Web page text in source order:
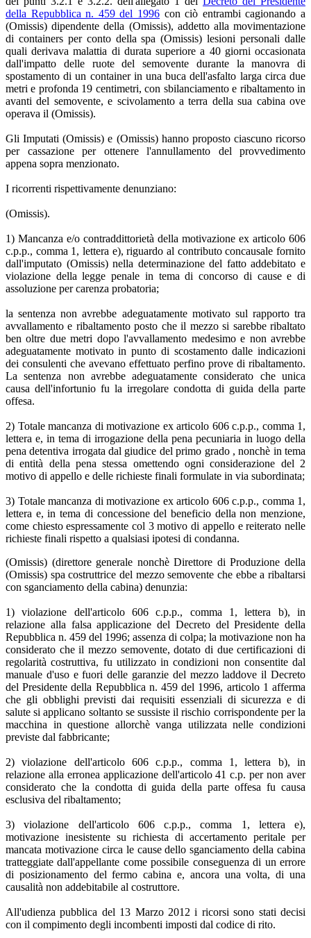
della Repubblica n. 459 del 1996 con ciò entrambi cagionando a
(Omissis) dipendente della (Omissis), addetto alla movimentazione
di containers per conto della spa (Omissis) lesioni personali dalle
quali derivava malattia di durata superiore a 40 giorni occasionata
dall'impatto delle ruote del semovente durante la manovra di
spostamento di un container in una buca dell'asfalto larga circa due
metri e profonda 19 centimetri, con sbilanciamento e ribaltamento in
avanti del semovente, e scivolamento a terra della sua cabina ove
operava il (Omissis).
Gli Imputati (Omissis) e (Omissis) hanno proposto ciascuno ricorso
per cassazione per ottenere l'annullamento del provvedimento
appena sopra menzionato.
I ricorrenti rispettivamente denunziano:
(Omissis).
1) Mancanza e/o contraddittorietà della motivazione ex articolo 606
c.p.p., comma 1, lettera e), riguardo al contributo concausale fornito
dall'imputato (Omissis) nella determinazione del fatto addebitato e
violazione della legge penale in tema di concorso di cause e di
assoluzione per carenza probatoria;
la sentenza non avrebbe adeguatamente motivato sul rapporto tra
avvallamento e ribaltamento posto che il mezzo si sarebbe ribaltato
ben oltre due metri dopo l'avvallamento medesimo e non avrebbe
adeguatamente motivato in punto di scostamento dalle indicazioni
dei consulenti che avevano effettuato perfino prove di ribaltamento.
La sentenza non avrebbe adeguatamente considerato che unica
causa dell'infortunio fu la irregolare condotta di guida della parte
offesa.
2) Totale mancanza di motivazione ex articolo 606 c.p.p., comma 1,
lettera e, in tema di irrogazione della pena pecuniaria in luogo della
pena detentiva irrogata dal giudice del primo grado , nonchè in tema
di entità della pena stessa omettendo ogni considerazione del 2
motivo di appello e delle richieste finali formulate in via subordinata;
3) Totale mancanza di motivazione ex articolo 606 c.p.p., comma 1,
lettera e, in tema di concessione del beneficio della non menzione,
come chiesto espressamente col 3 motivo di appello e reiterato nelle
richieste finali rispetto a qualsiasi ipotesi di condanna.
(Omissis) (direttore generale nonchè Direttore di Produzione della
(Omissis) spa costruttrice del mezzo semovente che ebbe a ribaltarsi
con sganciamento della cabina) denunzia:
1) violazione dell'articolo 606 c.p.p., comma 1, lettera b), in
relazione alla falsa applicazione del Decreto del Presidente della
Repubblica n. 459 del 1996; assenza di colpa; la motivazione non ha
considerato che il mezzo semovente, dotato di due certificazioni di
regolarità costruttiva, fu utilizzato in condizioni non consentite dal
manuale d'uso e fuori delle garanzie del mezzo laddove il Decreto
del Presidente della Repubblica n. 459 del 1996, articolo 1 afferma
che gli obblighi previsti dai requisiti essenziali di sicurezza e di
salute si applicano soltanto se sussiste il rischio corrispondente per la
macchina in questione allorchè vanga utilizzata nelle condizioni
previste dal fabbricante;
2) violazione dell'articolo 606 c.p.p., comma 1, lettera b), in
relazione alla erronea applicazione dell'articolo 41 c.p. per non aver
considerato che la condotta di guida della parte offesa fu causa
esclusiva del ribaltamento;
3) violazione dell'articolo 606 c.p.p., comma 1, lettera e),
motivazione inesistente su richiesta di accertamento peritale per
mancata motivazione circa le cause dello sganciamento della cabina
tratteggiate dall'appellante come possibile conseguenza di un errore
di posizionamento del fermo cabina e, ancora una volta, di una
causalità non addebitabile al costruttore.
All'udienza pubblica del 13 Marzo 2012 i ricorsi sono stati decisi
con il compimento degli incombenti imposti dal codice di rito.